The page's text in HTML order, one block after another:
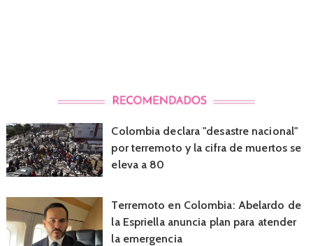
Colombia declara "desastre nacional"
por terremoto y la cifra de muertos se
eleva a 80
Terremoto en Colombia: Abelardo de
la Espriella anuncia plan para atender
la emergencia